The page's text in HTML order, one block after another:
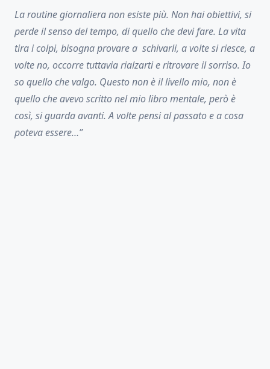
La routine giornaliera non esiste più. Non hai obiettivi, si
perde il senso del tempo, di quello che devi fare. La vita
tira i colpi, bisogna provare a schivarli, a volte si riesce, a
volte no, occorre tuttavia rialzarti e ritrovare il sorriso. Io
so quello che valgo. Questo non è il livello mio, non è
quello che avevo scritto nel mio libro mentale, però è
così, si guarda avanti. A volte pensi al passato e a cosa
poteva essere…”